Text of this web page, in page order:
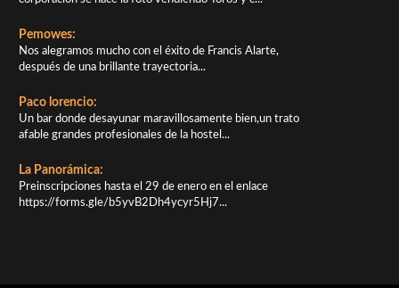
Pemowes:
Nos alegramos mucho con el éxito de Francis Alarte,
después de una brillante trayectoria...
Paco lorencio:
Un bar donde desayunar maravillosamente bien,un trato
afable grandes profesionales de la hostel...
La Panorámica:
Preinscripciones hasta el 29 de enero en el enlace
https://forms.gle/b5yvB2Dh4ycyr5Hj7...